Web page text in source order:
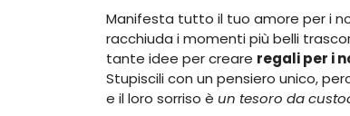
Manifesta tutto il tuo amore per i
racchiuda i momenti più belli
tante idee per creare regali per i
Stupiscili con un pensiero unico,
e il loro sorriso è un tesoro da